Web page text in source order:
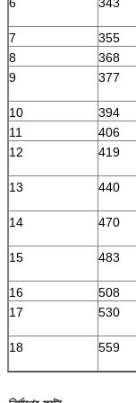
7
355
8
368
9
377
10
394
11
406
12
419
13
440
14
470
15
483
16
508
17
530
18
559